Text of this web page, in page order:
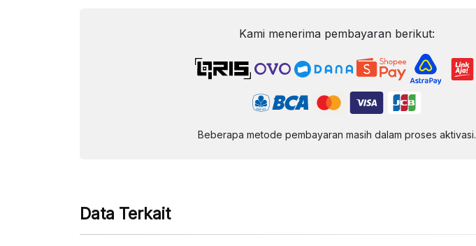
Kami menerima pembayaran berikut:
Beberapa metode pembayaran masih dalam proses aktivasi.
Data Terkait